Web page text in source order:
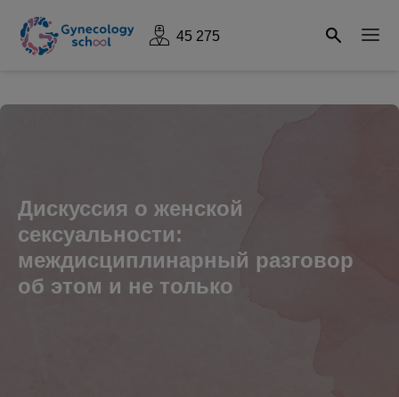
45 275
Дискуссия о женской
сексуальности:
междисциплинарный разговор
об этом и не только